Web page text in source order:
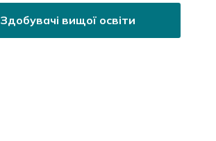
Здобувачі вищої освіти